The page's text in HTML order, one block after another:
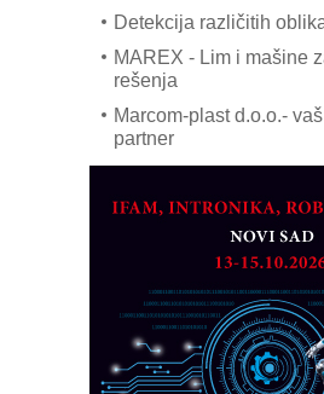
Detekcija različitih
MAREX - Lim i mašine
rešenja
Marcom-plast d.o.o.-
partner
obradu!
Razvoj asortimanskog
PLC AKYTEC
AUKOM: Svetski
dostupan u Srbiji
MOTOMAN – NEXT-
veštačkom